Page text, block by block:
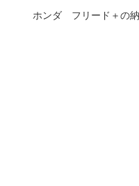
ホンダ フリード＋の納